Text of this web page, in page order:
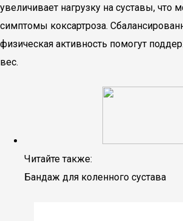
увеличивает нагрузку на суставы, что
симптомы коксартроза.
физическая активность помогут
вес.
Читайте также:
Бандаж для коленного сустава